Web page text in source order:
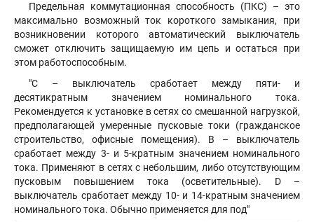
Предельная коммутационная способность (ПКС) – это
максимально возможный ток короткого замыкания, при
возникновении которого автоматический выключатель
сможет отключить защищаемую им цепь и остаться при
этом работоспособным.
"С – выключатель сработает между пяти- и
десятикратным значением номинального тока.
Рекомендуется к установке в сетях со смешанной нагрузкой,
предполагающей умеренные пусковые токи (гражданское
строительство, офисные помещения). В – выключатель
сработает между 3- и 5-кратным значением номинального
тока. Применяют в сетях с небольшим, либо отсутствующим
пусковым повышением тока (осветительные). D –
выключатель сработает между 10- и 14-кратным значением
номинального тока. Обычно применяется для под"